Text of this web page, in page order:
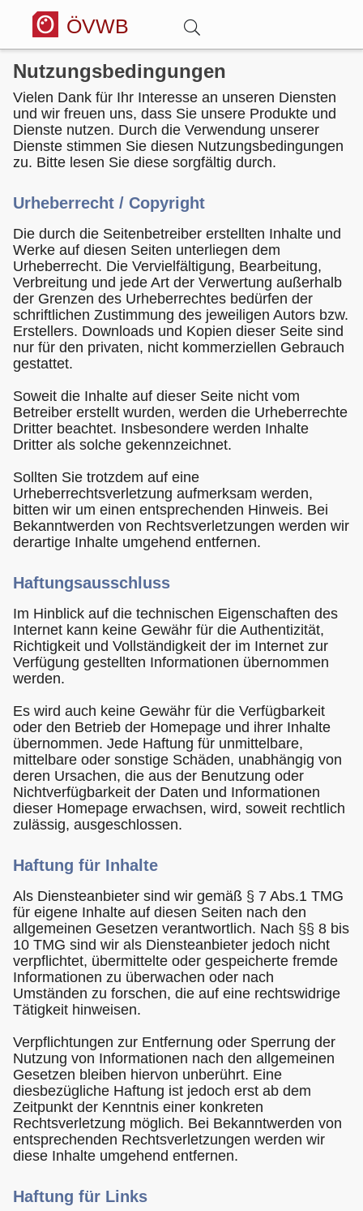
ÖVWB
Anmelden
Wörterbuch
Forum
Blog
Nutzungsbedingungen
Vielen Dank für Ihr Interesse an unseren Diensten
und wir freuen uns, dass Sie unsere Produkte und
Dienste nutzen. Durch die Verwendung unserer
Dienste stimmen Sie diesen Nutzungsbedingungen
zu. Bitte lesen Sie diese sorgfältig durch.
Urheberrecht / Copyright
Die durch die Seitenbetreiber erstellten Inhalte und
Werke auf diesen Seiten unterliegen dem
Urheberrecht. Die Vervielfältigung, Bearbeitung,
Verbreitung und jede Art der Verwertung außerhalb
der Grenzen des Urheberrechtes bedürfen der
schriftlichen Zustimmung des jeweiligen Autors bzw.
Erstellers. Downloads und Kopien dieser Seite sind
nur für den privaten, nicht kommerziellen Gebrauch
gestattet.
Soweit die Inhalte auf dieser Seite nicht vom
Betreiber erstellt wurden, werden die Urheberrechte
Dritter beachtet. Insbesondere werden Inhalte
Dritter als solche gekennzeichnet.
Sollten Sie trotzdem auf eine
Urheberrechtsverletzung aufmerksam werden,
bitten wir um einen entsprechenden Hinweis. Bei
Bekanntwerden von Rechtsverletzungen werden wir
derartige Inhalte umgehend entfernen.
Haftungsausschluss
Im Hinblick auf die technischen Eigenschaften des
Internet kann keine Gewähr für die Authentizität,
Richtigkeit und Vollständigkeit der im Internet zur
Verfügung gestellten Informationen übernommen
werden.
Es wird auch keine Gewähr für die Verfügbarkeit
oder den Betrieb der Homepage und ihrer Inhalte
übernommen. Jede Haftung für unmittelbare,
mittelbare oder sonstige Schäden, unabhängig von
deren Ursachen, die aus der Benutzung oder
Nichtverfügbarkeit der Daten und Informationen
dieser Homepage erwachsen, wird, soweit rechtlich
zulässig, ausgeschlossen.
Haftung für Inhalte
Als Diensteanbieter sind wir gemäß § 7 Abs.1 TMG
für eigene Inhalte auf diesen Seiten nach den
allgemeinen Gesetzen verantwortlich. Nach §§ 8 bis
10 TMG sind wir als Diensteanbieter jedoch nicht
verpflichtet, übermittelte oder gespeicherte fremde
Informationen zu überwachen oder nach
Umständen zu forschen, die auf eine rechtswidrige
Tätigkeit hinweisen.
Verpflichtungen zur Entfernung oder Sperrung der
Nutzung von Informationen nach den allgemeinen
Gesetzen bleiben hiervon unberührt. Eine
diesbezügliche Haftung ist jedoch erst ab dem
Zeitpunkt der Kenntnis einer konkreten
Rechtsverletzung möglich. Bei Bekanntwerden von
entsprechenden Rechtsverletzungen werden wir
diese Inhalte umgehend entfernen.
Haftung für Links